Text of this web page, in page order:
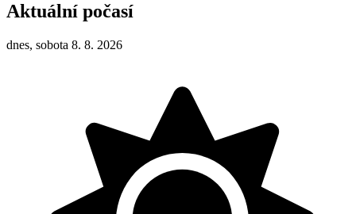
Aktuální počasí
dnes, sobota 8. 8. 2026